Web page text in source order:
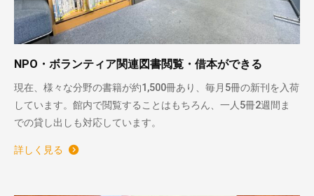
NPO・ボランティア関連図書閲覧・借本ができる
現在、様々な分野の書籍が約1,500冊あり、毎月5冊の新刊を入荷
しています。館内で閲覧することはもちろん、一人5冊2週間ま
での貸し出しも対応しています。
詳しく見る